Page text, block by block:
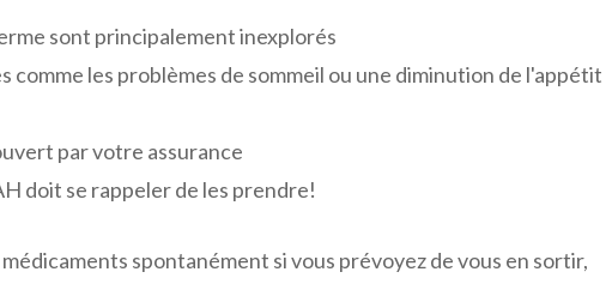
sont principalement inexplorés
comme les problèmes de sommeil ou une diminution de l'appétit
par votre assurance
doit se rappeler de les prendre!
spontanément si vous prévoyez de vous en sortir,